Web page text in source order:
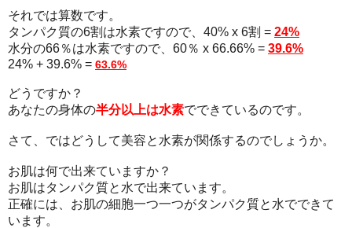
それでは算数です。
タンパク質の6割は水素ですので、40% x 6割 = 24%
水分の66％は水素ですので、60％ x 66.66% = 39.6%
24% + 39.6% = 63.6%
どうですか？
あなたの身体の半分以上は水素でできているのです。
さて、ではどうして美容と水素が関係するのでしょうか。
お肌は何で出来ていますか？
お肌はタンパク質と水で出来ています。
正確には、お肌の細胞一つ一つがタンパク質と水でできて
います。